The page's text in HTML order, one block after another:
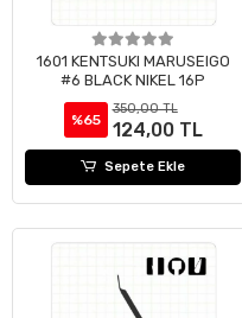
1601 KENTSUKI MARUSEIGO
#6 BLACK NIKEL 16P
%65
350,00 TL
124,00 TL
Sepete Ekle